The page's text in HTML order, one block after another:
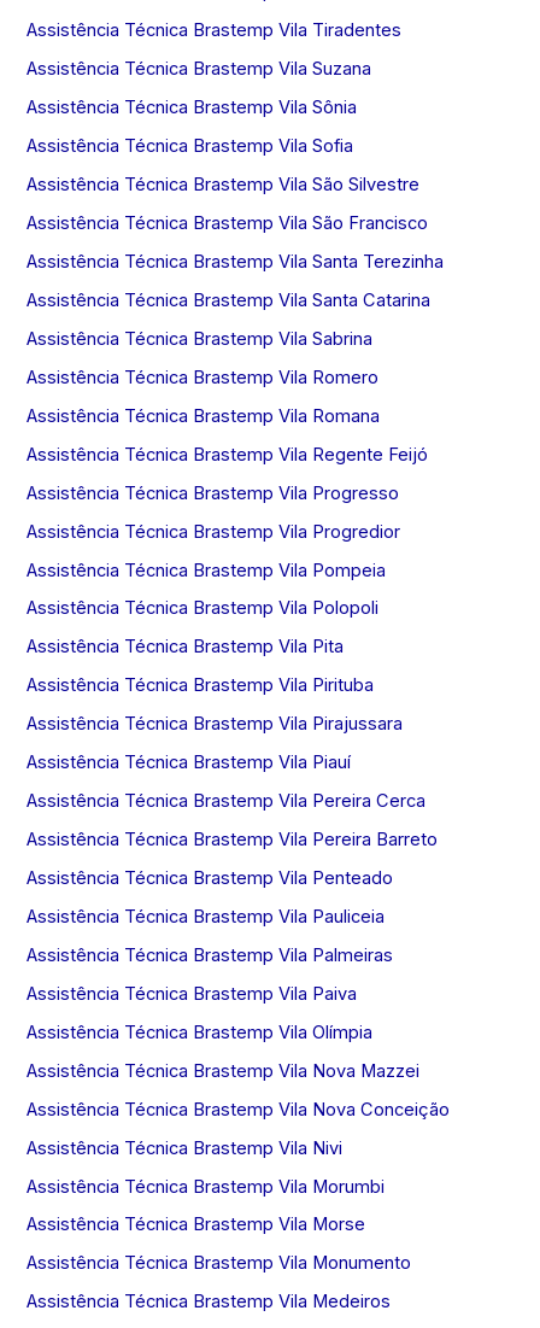
Assistência Técnica Brastemp Vila Tiradentes
Assistência Técnica Brastemp Vila Suzana
Assistência Técnica Brastemp Vila Sônia
Assistência Técnica Brastemp Vila Sofia
Assistência Técnica Brastemp Vila São Silvestre
Assistência Técnica Brastemp Vila São Francisco
Assistência Técnica Brastemp Vila Santa Terezinha
Assistência Técnica Brastemp Vila Santa Catarina
Assistência Técnica Brastemp Vila Sabrina
Assistência Técnica Brastemp Vila Romero
Assistência Técnica Brastemp Vila Romana
Assistência Técnica Brastemp Vila Regente Feijó
Assistência Técnica Brastemp Vila Progresso
Assistência Técnica Brastemp Vila Progredior
Assistência Técnica Brastemp Vila Pompeia
Assistência Técnica Brastemp Vila Polopoli
Assistência Técnica Brastemp Vila Pita
Assistência Técnica Brastemp Vila Pirituba
Assistência Técnica Brastemp Vila Pirajussara
Assistência Técnica Brastemp Vila Piauí
Assistência Técnica Brastemp Vila Pereira Cerca
Assistência Técnica Brastemp Vila Pereira Barreto
Assistência Técnica Brastemp Vila Penteado
Assistência Técnica Brastemp Vila Pauliceia
Assistência Técnica Brastemp Vila Palmeiras
Assistência Técnica Brastemp Vila Paiva
Assistência Técnica Brastemp Vila Olímpia
Assistência Técnica Brastemp Vila Nova Mazzei
Assistência Técnica Brastemp Vila Nova Conceição
Assistência Técnica Brastemp Vila Nivi
Assistência Técnica Brastemp Vila Morumbi
Assistência Técnica Brastemp Vila Morse
Assistência Técnica Brastemp Vila Monumento
Assistência Técnica Brastemp Vila Medeiros